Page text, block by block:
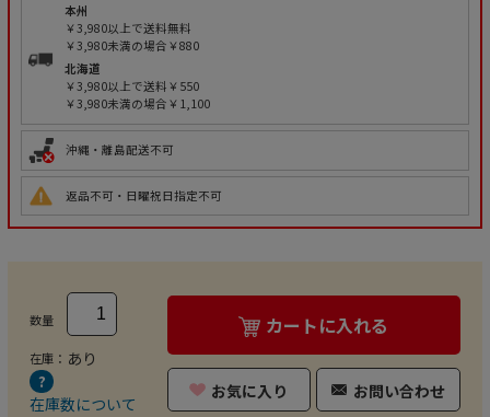
本州
￥3,980以上で送料無料
￥3,980未満の場合￥880
北海道
￥3,980以上で送料￥550
￥3,980未満の場合￥1,100
沖縄・離島配送不可
返品不可・日曜祝日指定不可
数量
在庫： あり
在庫数について
カートに入れる
お気に入り お問い合わせ